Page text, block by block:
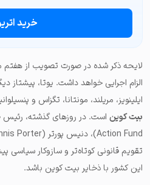
خرید
الزام اجرایی خواهد داشت. یوتا، پیشتاز
ایلینویز، مریلند، مونتانا، تگزاس و
بیت کوین است. در روزهای گذشته، رئیس
Action Fund)،
دنیس پورتر
تقویم قانونی کوتاه‌تر و سازوکار سیاسی
این کشور با ذخایر بیت کوین باشد.